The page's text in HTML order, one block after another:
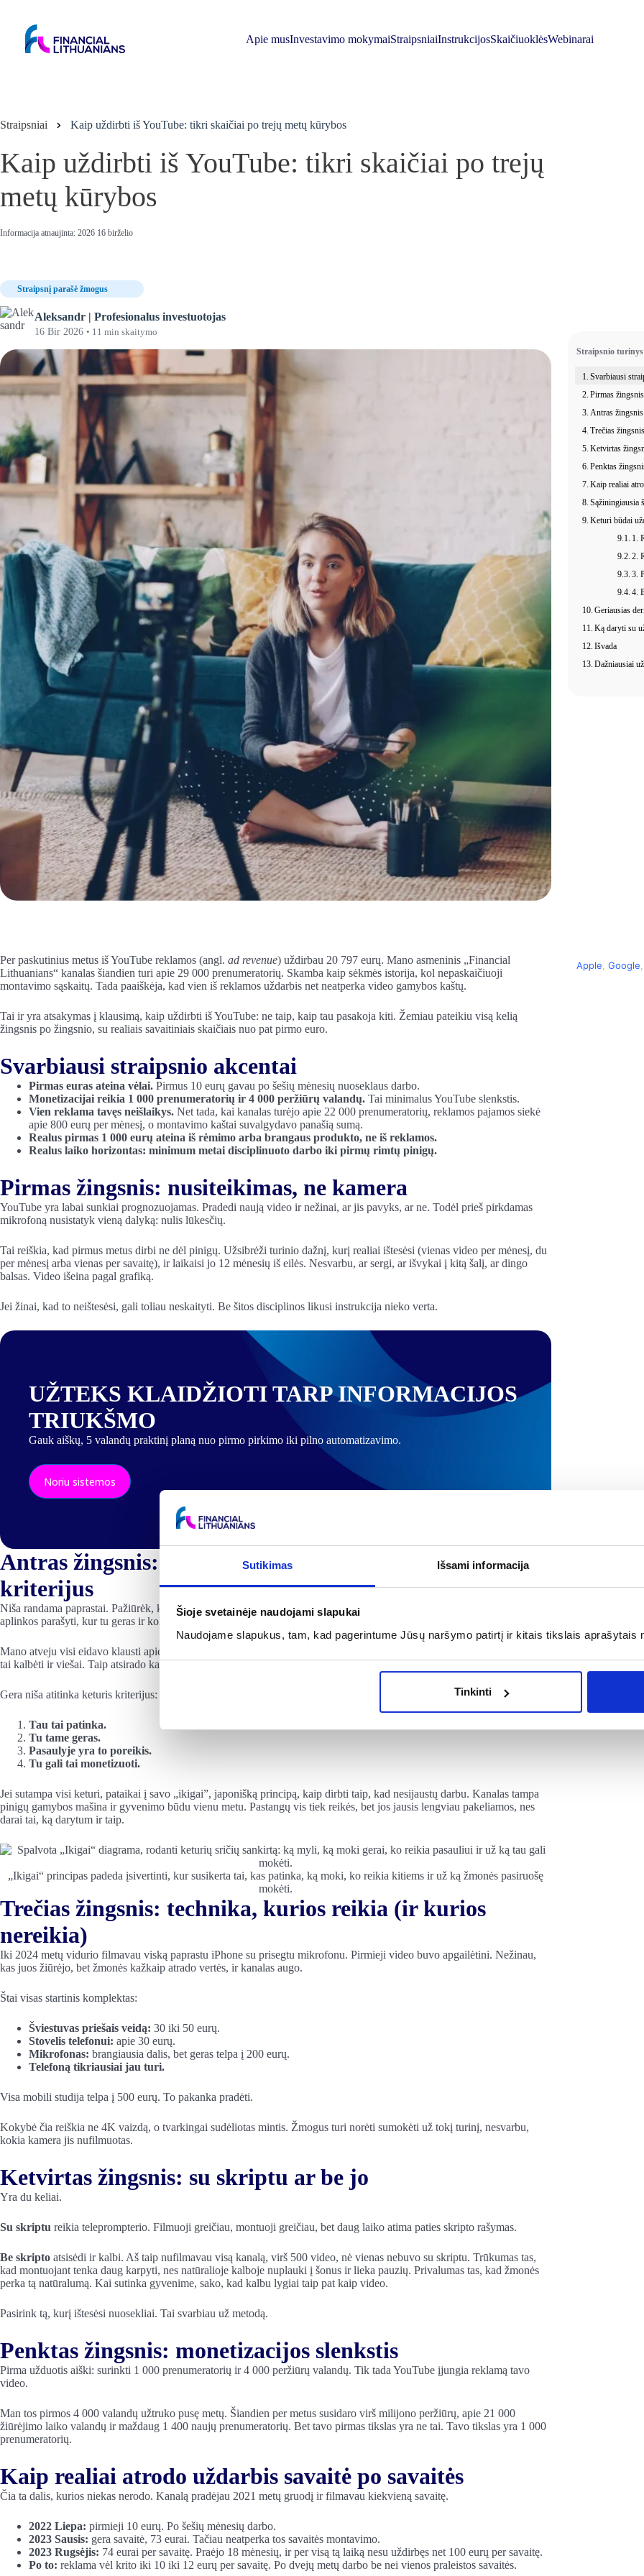
Sutikimas Išsami informacija
Šioje svetainėje naudojami slapukai
Naudojame slapukus, tam, kad pagerintume Jūsų naršymo patirtį ir kitais tikslais aprašytais
Tinkinti
content
Apie musInvestavimo mokymaiStraipsniaiInstrukcijosSkaičiuoklėsWebinarai
Straipsniai Kaip uždirbti iš YouTube: tikri skaičiai po trejų metų kūrybos
Kaip uždirbti iš YouTube: tikri skaičiai po trejų
metų kūrybos
Informacija atnaujinta: 2026 16 birželio
Straipsnį parašė žmogus
Aleksandr | Profesionalus investuotojas
16 Bir 2026 • 11 min skaitymo
Per paskutinius metus iš YouTube reklamos (angl. ad revenue) uždirbau 20 797 eurų. Mano asmeninis „Financial
Lithuanians“ kanalas šiandien turi apie 29 000 prenumeratorių. Skamba kaip sėkmės istorija, kol nepaskaičiuoji
montavimo sąskaitų. Tada paaiškėja, kad vien iš reklamos uždarbis net neatperka video gamybos kaštų.
Tai ir yra atsakymas į klausimą, kaip uždirbti iš YouTube: ne taip, kaip tau pasakoja kiti. Žemiau pateikiu visą kelią
žingsnis po žingsnio, su realiais savaitiniais skaičiais nuo pat pirmo euro.
Svarbiausi straipsnio akcentai
Pirmas euras ateina vėlai. Pirmus 10 eurų gavau po šešių mėnesių nuoseklaus darbo.
Monetizacijai reikia 1 000 prenumeratorių ir 4 000 peržiūrų valandų. Tai minimalus YouTube slenkstis.
Vien reklama tavęs neišlaikys. Net tada, kai kanalas turėjo apie 22 000 prenumeratorių, reklamos pajamos siekė
apie 800 eurų per mėnesį, o montavimo kaštai suvalgydavo panašią sumą.
Realus pirmas 1 000 eurų ateina iš rėmimo arba brangaus produkto, ne iš reklamos.
Realus laiko horizontas: minimum metai disciplinuoto darbo iki pirmų rimtų pinigų.
Pirmas žingsnis: nusiteikimas, ne kamera
YouTube yra labai sunkiai prognozuojamas. Pradedi naują video ir nežinai, ar jis pavyks, ar ne. Todėl prieš pirkdamas
mikrofoną nusistatyk vieną dalyką: nulis lūkesčių.
Tai reiškia, kad pirmus metus dirbi ne dėl pinigų. Užsibrėži turinio dažnį, kurį realiai ištesėsi (vienas video per mėnesį, du
per mėnesį arba vienas per savaitę), ir laikaisi jo 12 mėnesių iš eilės. Nesvarbu, ar sergi, ar išvykai į kitą šalį, ar dingo
balsas. Video išeina pagal grafiką.
Jei žinai, kad to neištesėsi, gali toliau neskaityti. Be šitos disciplinos likusi instrukcija nieko verta.
UŽTEKS KLAIDŽIOTI TARP INFORMACIJOS
TRIUKŠMO
Gauk aiškų, 5 valandų praktinį planą nuo pirmo pirkimo iki pilno automatizavimo.
Noriu sistemos
Antras žingsnis: nišos pasirinkimas pagal keturis
kriterijus
Niša randama paprastai. Pažiūrėk, kas tave realiai veža, ir pasitikrink tai su artimos aplinkos nuomone. Paprašyk artimos
aplinkos parašyti, kur tu geras ir kokio patarimo jie pas tave ateitų.
Mano atveju visi eidavo klausti apie
tai kalbėti ir viešai. Taip atsirado kanalas.
Gera niša atitinka keturis kriterijus:
Tau tai patinka.
Tu tame geras.
Pasaulyje yra to poreikis.
Tu gali tai monetizuoti.
Jei sutampa visi keturi, pataikai į savo „ikigai”, japonišką principą, kaip dirbti taip, kad nesijaustų darbu. Kanalas tampa
pinigų gamybos mašina ir gyvenimo būdu vienu metu. Pastangų vis tiek reikės, bet jos jausis lengviau pakeliamos, nes
darai tai, ką darytum ir taip.
„Ikigai“ principas padeda įsivertinti, kur susikerta tai, kas patinka, ką moki, ko reikia kitiems ir už ką žmonės pasiruošę
mokėti.
Trečias žingsnis: technika, kurios reikia (ir kurios
nereikia)
Iki 2024 metų vidurio filmavau viską paprastu iPhone su prisegtu mikrofonu. Pirmieji video buvo apgailėtini. Nežinau,
kas juos žiūrėjo, bet žmonės kažkaip atrado vertės, ir kanalas augo.
Štai visas startinis komplektas:
Šviestuvas priešais veidą: 30 iki 50 eurų.
Stovelis telefonui: apie 30 eurų.
Mikrofonas: brangiausia dalis, bet geras telpa į 200 eurų.
Telefoną tikriausiai jau turi.
Visa mobili studija telpa į 500 eurų. To pakanka pradėti.
Kokybė čia reiškia ne 4K vaizdą, o tvarkingai sudėliotas mintis. Žmogus turi norėti sumokėti už tokį turinį, nesvarbu,
kokia kamera jis nufilmuotas.
Ketvirtas žingsnis: su skriptu ar be jo
Yra du keliai.
Su skriptu reikia teleprompterio. Filmuoji greičiau, montuoji greičiau, bet daug laiko atima paties skripto rašymas.
Be skripto atsisėdi ir kalbi. Aš taip nufilmavau visą kanalą, virš 500 video, nė vienas nebuvo su skriptu. Trūkumas tas,
kad montuojant tenka daug karpyti, nes natūralioje kalboje nuplauki į šonus ir lieka pauzių. Privalumas tas, kad žmonės
perka tą natūralumą. Kai sutinka gyvenime, sako, kad kalbu lygiai taip pat kaip video.
Pasirink tą, kurį ištesėsi nuosekliai. Tai svarbiau už metodą.
Penktas žingsnis: monetizacijos slenkstis
Pirma užduotis aiški: surinkti 1 000 prenumeratorių ir 4 000 peržiūrų valandų. Tik tada YouTube įjungia reklamą tavo
video.
Man tos pirmos 4 000 valandų užtruko pusę metų. Šiandien per metus susidaro virš milijono peržiūrų, apie 21 000
žiūrėjimo laiko valandų ir maždaug 1 400 naujų prenumeratorių. Bet tavo pirmas tikslas yra ne tai. Tavo tikslas yra 1 000
prenumeratorių.
Kaip realiai atrodo uždarbis savaitė po savaitės
Čia ta dalis, kurios niekas nerodo. Kanalą pradėjau 2021 metų gruodį ir filmavau kiekvieną savaitę.
2022 Liepa: pirmieji 10 eurų. Po šešių mėnesių darbo.
2023 Sausis: gera savaitė, 73 eurai. Tačiau neatperka tos savaitės montavimo.
2023 Rugsėjis: 74 eurai per savaitę. Praėjo 18 mėnesių, ir per visą tą laiką nesu uždirbęs net 100 eurų per savaitę.
Po to: reklama vėl krito iki 10 iki 12 eurų per savaitę. Po dvejų metų darbo be nei vienos praleistos savaitės.
Straipsnio turinys
Svarbiausi
Pirmas
Antras
Trečias
Ketvirtas
Penktas
Kaip realiai
Sąžiningiausia
Keturi būdai
1.
2.
3.
4.
Geriausias
Ką daryti su
Išvada
Dažniausiai
Apple Google